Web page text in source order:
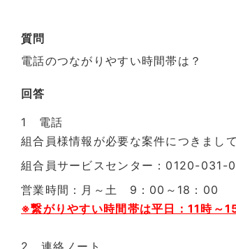
質問
電話のつながりやすい時間帯は？
回答
1 電話
組合員様情報が必要な案件につきまし
組合員サービスセンター：0120-031-
営業時間：月～土 9：00～18：00
※繋がりやすい時間帯は平日：11時～